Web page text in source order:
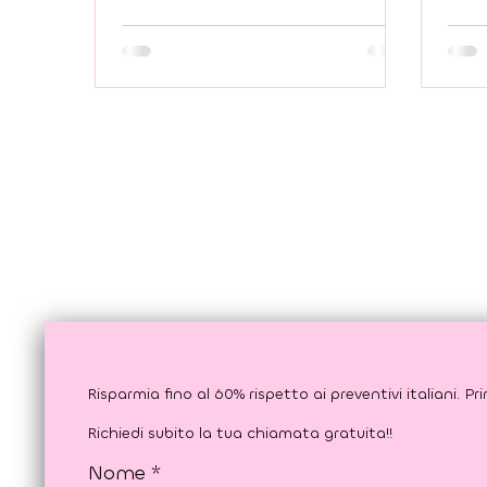
preventivi in Italia sembrano
troppo alti.
Richiedi subito la tua chiamata gratuita!!
Nome *